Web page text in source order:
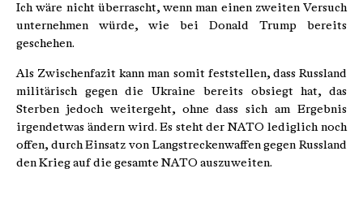
Ich wäre nicht überrascht, wenn man einen zweiten Versuch
unternehmen würde, wie bei Donald Trump bereits
geschehen.
Als Zwischenfazit kann man somit feststellen, dass Russland
militärisch gegen die Ukraine bereits obsiegt hat, das
Sterben jedoch weitergeht, ohne dass sich am Ergebnis
irgendetwas ändern wird. Es steht der NATO lediglich noch
offen, durch Einsatz von Langstreckenwaffen gegen Russland
den Krieg auf die gesamte NATO auszuweiten.